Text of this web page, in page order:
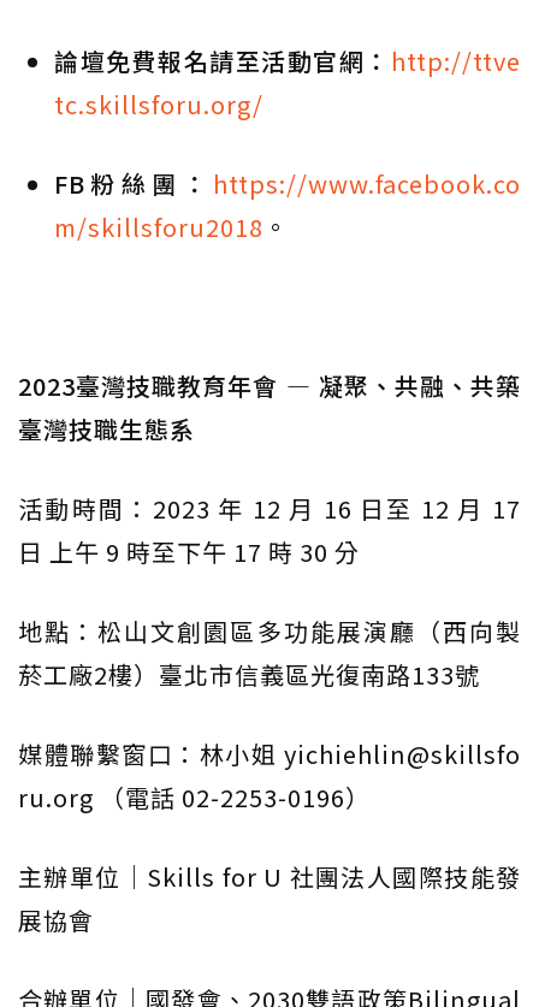
論壇免費報名請至活動官網： http://ttve
tc.skillsforu.org/
FB粉絲團： https://www.facebook.co
m/skillsforu2018 。
2023臺灣技職教育年會 — 凝聚、共融、共築
臺灣技職生態系
活動時間：2023 年 12 月 16 日至 12 月 17
日 上午 9 時至下午 17 時 30 分
地點：松山文創園區多功能展演廳（西向製
菸工廠2樓）臺北市信義區光復南路133號
媒體聯繫窗口：林小姐 yichiehlin@skillsfo
ru.org （電話 02-2253-0196）
主辦單位｜Skills for U 社團法人國際技能發
展協會
合辦單位｜國發會、2030雙語政策Bilingual